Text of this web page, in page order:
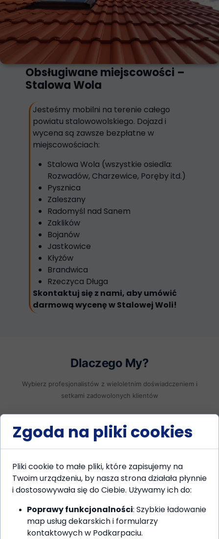
Jesteśmy mobilni na terenie całego
powiatu stalowowolskiego. Dojazd i
wycena są zawsze bezpłatne w
miejscowościach:
Stalowa Wola (wszystkie osiedla:
Rozwadów, Charzewice, Poręby itd.)
Pysznica
Zaleszany
Radomyśl nad Sanem
Zaklików
Bojanów
Jastkowice
Kłyżów
Brandwica
Rzeczyca Długa
Skontaktuj się z nami, aby umówić
darmową wycenę w Stalowej Woli!
Obsługiwane miejscowości –
Stalowa Wola
Dlaczego My?
Wybierz profesjonalistów z wieloletnim doświadczeniem i
setkami zadowolonych klientów
Gwarancja Jakości
Udzielamy pisemnej gwarancji na wszystkie wykonane
Zgoda na pliki cookies
Pliki cookie to małe pliki, które zapisujemy na
Twoim urządzeniu, by nasza strona działała płynnie
i dostosowywała się do Ciebie. Używamy ich do:
Poprawy funkcjonalności: Szybkie ładowanie
map usług dekarskich i formularzy
kontaktowych w Podkarpaciu.